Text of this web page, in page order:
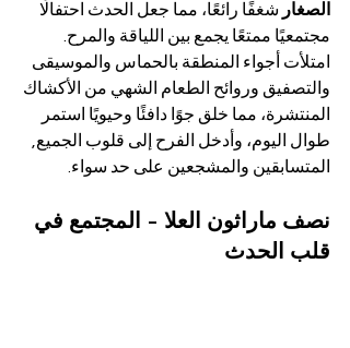
الصغار شغفًا رائعًا، مما جعل الحدث احتفالًا
مجتمعيًا ممتعًا يجمع بين اللياقة والمرح.
امتلأت أجواء المنطقة بالحماس والموسيقى
والتصفيق وروائح الطعام الشهي من الأكشاك
المنتشرة، مما خلق جوًا دافئًا وحيويًا استمر
طوال اليوم، وأدخل الفرح إلى قلوب الجميع,
المتسابقين والمشجعين على حد سواء.
نصف ماراثون العلا - المجتمع في
قلب الحدث